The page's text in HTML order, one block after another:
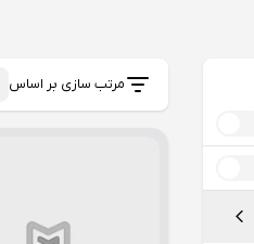
مرتب سازی بر اساس